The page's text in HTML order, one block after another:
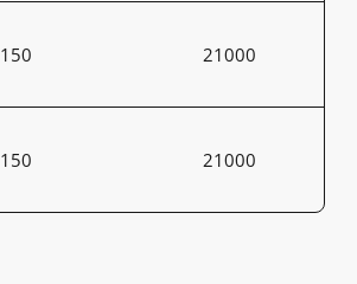
150 21000
150 21000